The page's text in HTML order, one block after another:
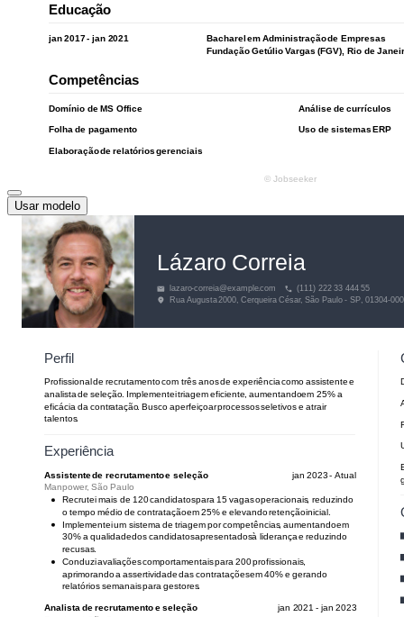
Usar modelo